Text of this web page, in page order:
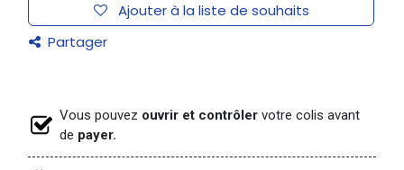
Ajouter à la liste de souhaits
Partager
Vous pouvez ouvrir et contrôler votre colis avant
de payer.